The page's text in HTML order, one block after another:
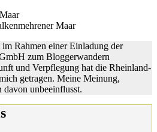
Maar
Rahmen einer Einladung der
zum Bloggerwandern
und Verpflegung hat die Rheinland-
getragen. Meine Meinung,
unbeeinflusst.